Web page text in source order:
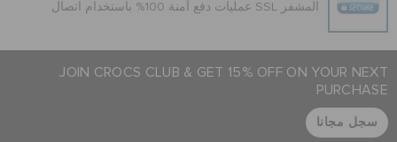
عمليات دفع آمنة 100% باستخدام اتصال SSL المشفر
JOIN CROCS CLUB & GET 15% OFF ON YOUR NEXT
PURCHASE
سجل مجانا